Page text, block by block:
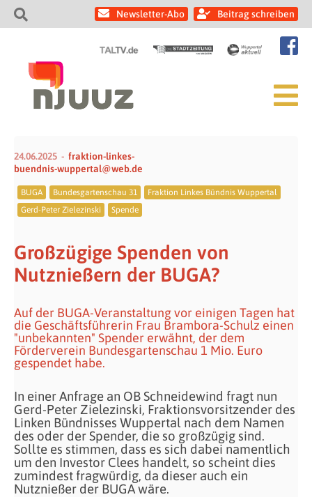
Newsletter-Abo Beitrag schreiben
24.06.2025
fraktion-linkes-
buendnis-wuppertal@web.de
BUGA Bundesgartenschau 31
Fraktion Linkes Bündnis Wuppertal
Gerd-Peter Zielezinski
Spende
Großzügige Spenden von
Nutznießern der BUGA?
Auf der BUGA-Veranstaltung vor einigen Tagen hat
die Geschäftsführerin Frau Brambora-Schulz einen
"unbekannten" Spender erwähnt, der dem
Förderverein Bundesgartenschau 1 Mio. Euro
gespendet habe.
In einer Anfrage an OB Schneidewind fragt nun
Gerd-Peter Zielezinski, Fraktionsvorsitzender des
Linken Bündnisses Wuppertal nach dem Namen
des oder der Spender, die so großzügig sind.
Sollte es stimmen, dass es sich dabei namentlich
um den Investor Clees handelt, so scheint dies
zumindest fragwürdig, da dieser auch ein
Nutznießer der BUGA wäre.